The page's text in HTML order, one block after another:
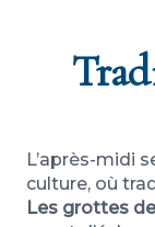
L’après-midi
culture, où
Les grottes de